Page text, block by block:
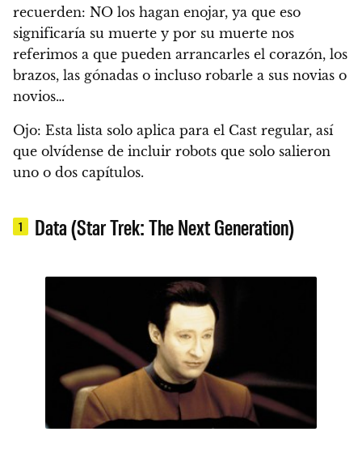
recuerden: NO los hagan enojar, ya que eso
significaría su muerte y por su muerte nos
referimos a que pueden arrancarles el corazón, los
brazos, las gónadas o incluso robarle a sus novias o
novios…
Ojo: Esta lista solo aplica para el Cast regular, así
que olvídense de incluir robots que solo salieron
uno o dos capítulos.
1 Data (Star Trek: The Next Generation)